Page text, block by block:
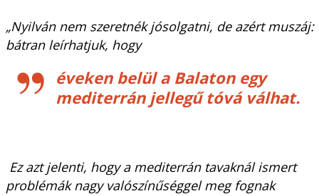
„Nyilván nem szeretnék jósolgatni, de azért muszáj:
bátran leírhatjuk, hogy
éveken belül a Balaton egy
mediterrán jellegű tóvá válhat.
Ez azt jelenti, hogy a mediterrán tavaknál ismert
problémák nagy valószínűséggel meg fognak